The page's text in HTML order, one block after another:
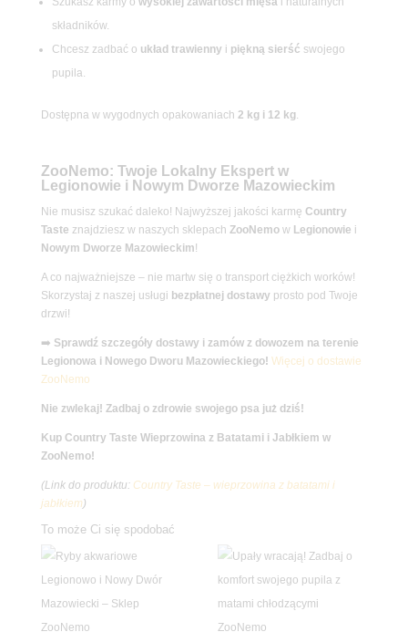
składników.
Chcesz zadbać o układ trawienny i piękną sierść swojego
pupila.
Dostępna w wygodnych opakowaniach 2 kg i 12 kg.
ZooNemo: Twoje Lokalny Ekspert w
Legionowie i Nowym Dworze Mazowieckim
Nie musisz szukać daleko! Najwyższej jakości karmę Country
Taste znajdziesz w naszych sklepach ZooNemow Legionowie i
Nowym Dworze Mazowieckim!
A co najważniejsze – nie martw się o transport ciężkich worków!
Skorzystaj z naszej usługi bezpłatnej dostawy prosto pod Twoje
drzwi!
➡️ Sprawdź szczegóły dostawy i zamów z dowozem na terenie
Legionowa i Nowego Dworu Mazowieckiego! Więcej o dostawie
ZooNemo
Nie zwlekaj! Zadbaj o zdrowie swojego psa już dziś!
Kup Country Taste Wieprzowina z Batatami i Jabłkiem w
ZooNemo!
(Link do produktu: Country Taste – wieprzowina z batatami i
jabłkiem)
To może Ci się spodobać